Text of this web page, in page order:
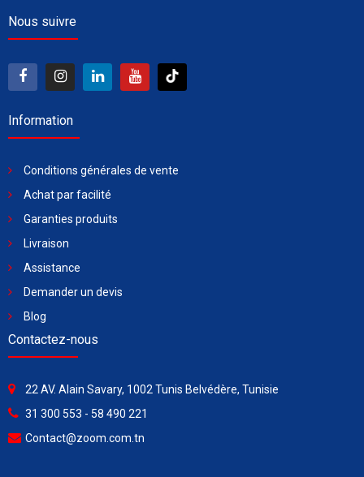
Nous suivre
Information
Conditions générales de vente
Achat par facilité
Garanties produits
Livraison
Assistance
Demander un devis
Blog
Contactez-nous
22 AV. Alain Savary, 1002 Tunis Belvédère, Tunisie
31 300 553 - 58 490 221
Contact@zoom.com.tn